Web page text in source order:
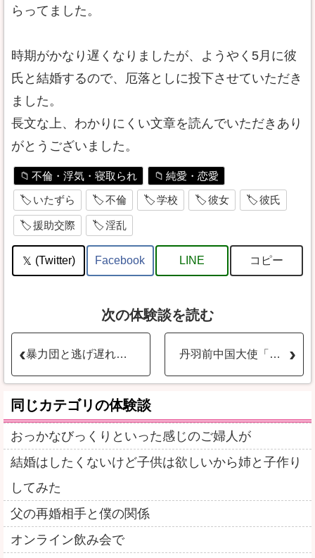
らってました。
時期がかなり遅くなりましたが、ようやく5月に彼
氏と結婚するので、厄落としに投下させていただき
ました。
長文な上、わかりにくい文章を読んでいただきあり
がとうございました。
不倫・浮気・寝取られ
純愛・恋愛
いたずら
不倫 学校 彼女 彼氏
援助交際 淫乱
(Twitter) Facebook LINE コピー
次の体験談を読む
暴力団と逃げ遅れた母子 丹羽前中国大使「日本の空気の方がたち悪い」
同じカテゴリの体験談
おっかなびっくりといった感じのご婦人が
結婚はしたくないけど子供は欲しいから姉と子作り
してみた
父の再婚相手と僕の関係
オンライン飲み会で